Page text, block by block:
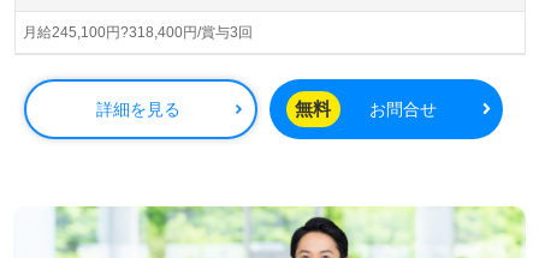
転職相談や求人紹介、年収交渉などのサービスを完全無料
で提供しています。また、非公開求人も取り扱っており、
より多くの選択肢から自分に合った職場を見つけることが
できます。
ぜひお気軽にお問い合わせください。あなたの新しいキャ
リアの一歩を踏み出すお手伝いを致します。
月給245,100円?318,400円/賞与3回
詳細を見る 無料 お問合せ